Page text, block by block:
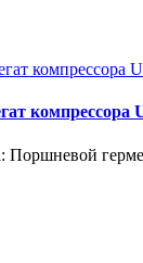
компрессора
Поршневой